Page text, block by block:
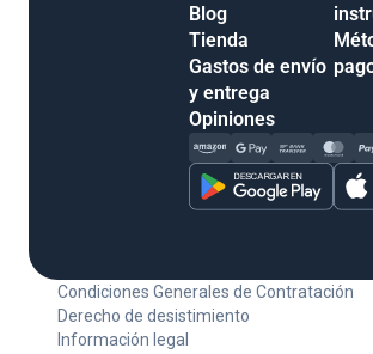
Blog
Tienda
Gastos de envío
y entrega
Opiniones
Condiciones Generales de Contratación
Derecho de desistimiento
Información legal